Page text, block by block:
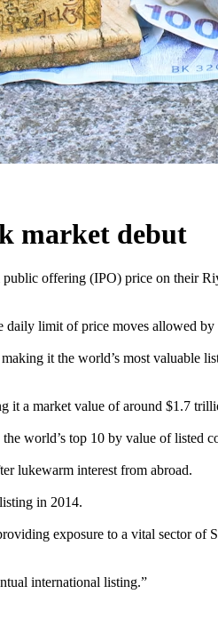
market debut
offering (IPO) price on their
limit of price moves allowed by
it the world’s most valuable
it a market value of around $1.7
world’s top 10 by value of listed
lukewarm interest from abroad.
in 2014.
exposure to a vital sector of
international listing.”